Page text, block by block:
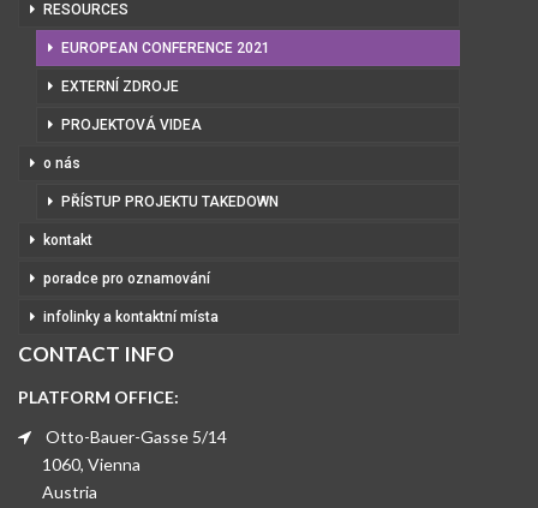
RESOURCES
EUROPEAN CONFERENCE 2021
EXTERNÍ ZDROJE
PROJEKTOVÁ VIDEA
o nás
PŘÍSTUP PROJEKTU TAKEDOWN
kontakt
poradce pro oznamování
infolinky a kontaktní místa
CONTACT INFO
PLATFORM OFFICE:
Otto-Bauer-Gasse 5/14
1060, Vienna
Austria